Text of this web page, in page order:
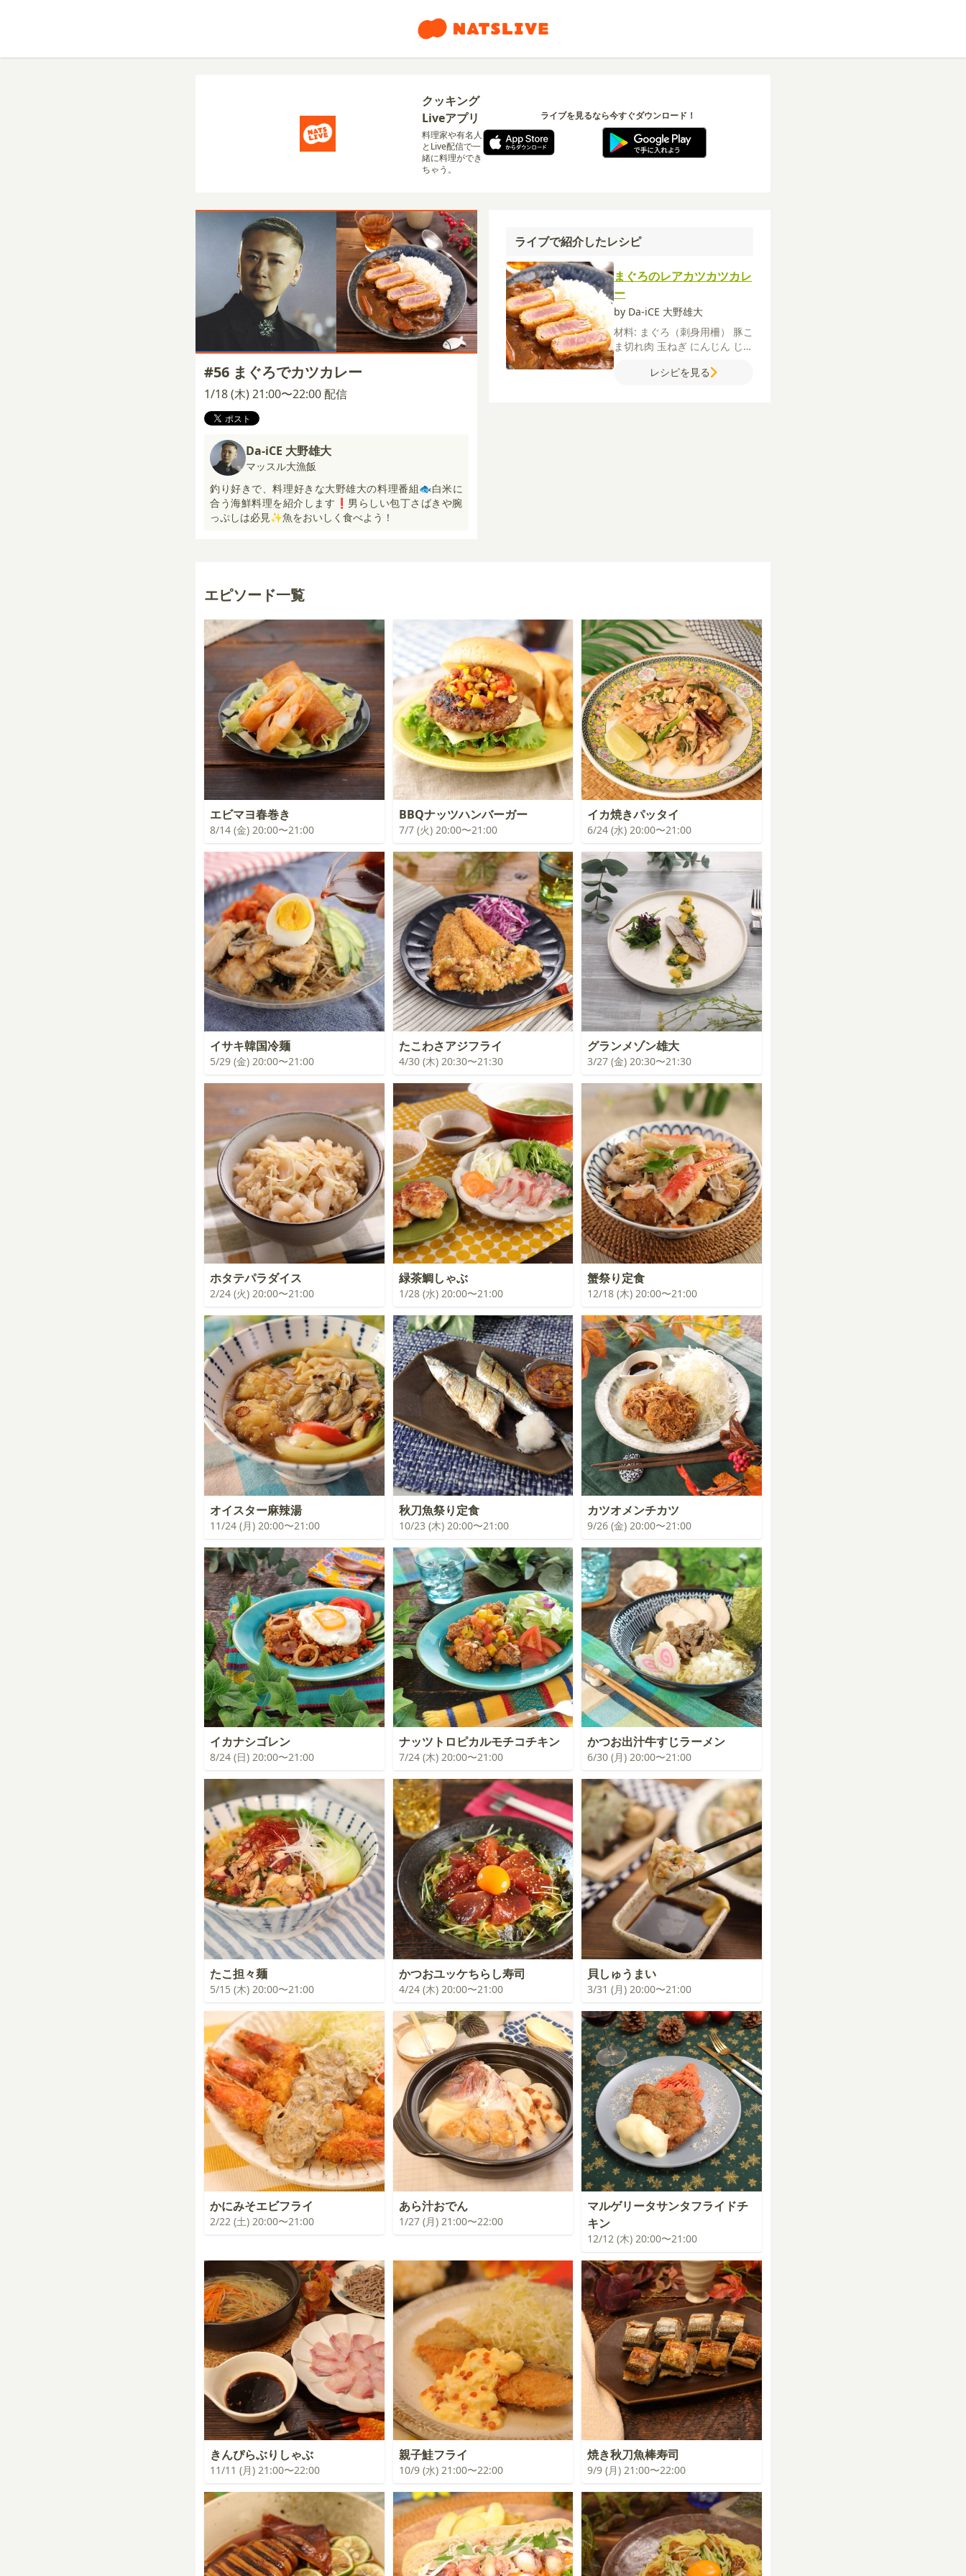
クッキング
Liveアプリ
料理家や有名人
とLive配信で一
緒に料理ができ
ちゃう。
ライブを見るなら今すぐダウンロード！
#56 まぐろでカツカレー
1/18 (木) 21:00〜22:00 配信
Da-iCE 大野雄大
マッスル大漁飯
釣り好きで、料理好きな大野雄大の料理番組🐟白米に
合う海鮮料理を紹介します❗️男らしい包丁さばきや腕
っぷしは必見✨魚をおいしく食べよう！
ライブで紹介したレシピ
まぐろのレアカツカツカレ
ー
by Da-iCE 大野雄大
材料: まぐろ（刺身用柵） 豚こ
ま切れ肉 玉ねぎ にんじん じゃ
カレールウ薄力粉サラダ油
レシピを見る
エピソード一覧
エビマヨ春巻き
8/14 (金) 20:00〜21:00
BBQナッツハンバーガー
7/7 (火) 20:00〜21:00
イカ焼きパッタイ
6/24 (水) 20:00〜21:00
イサキ韓国冷麺
5/29 (金) 20:00〜21:00
たこわさアジフライ
4/30 (木) 20:30〜21:30
グランメゾン雄大
3/27 (金) 20:30〜21:30
ホタテパラダイス
2/24 (火) 20:00〜21:00
緑茶鯛しゃぶ
1/28 (水) 20:00〜21:00
蟹祭り定食
12/18 (木) 20:00〜21:00
オイスター麻辣湯
11/24 (月) 20:00〜21:00
秋刀魚祭り定食
10/23 (木) 20:00〜21:00
カツオメンチカツ
9/26 (金) 20:00〜21:00
イカナシゴレン
8/24 (日) 20:00〜21:00
ナッツトロピカルモチコチキン
7/24 (木) 20:00〜21:00
かつお出汁牛すじラーメン
6/30 (月) 20:00〜21:00
たこ担々麺
5/15 (木) 20:00〜21:00
かつおユッケちらし寿司
4/24 (木) 20:00〜21:00
貝しゅうまい
3/31 (月) 20:00〜21:00
かにみそエビフライ
2/22 (土) 20:00〜21:00
あら汁おでん
1/27 (月) 21:00〜22:00
マルゲリータサンタフライドチ
キン
12/12 (木) 20:00〜21:00
きんぴらぶりしゃぶ
11/11 (月) 21:00〜22:00
親子鮭フライ
10/9 (水) 21:00〜22:00
焼き秋刀魚棒寿司
9/9 (月) 21:00〜22:00